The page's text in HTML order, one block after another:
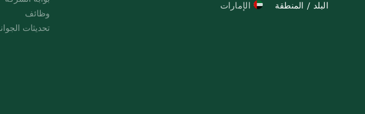
وظائف
تحديثات
البلد / المنطقة الإمارات